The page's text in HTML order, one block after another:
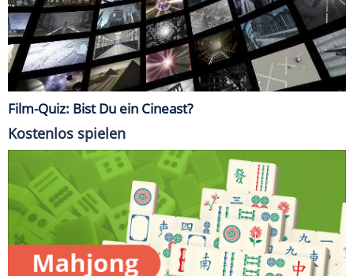
Film-Quiz: Bist Du ein Cineast?
Kostenlos spielen